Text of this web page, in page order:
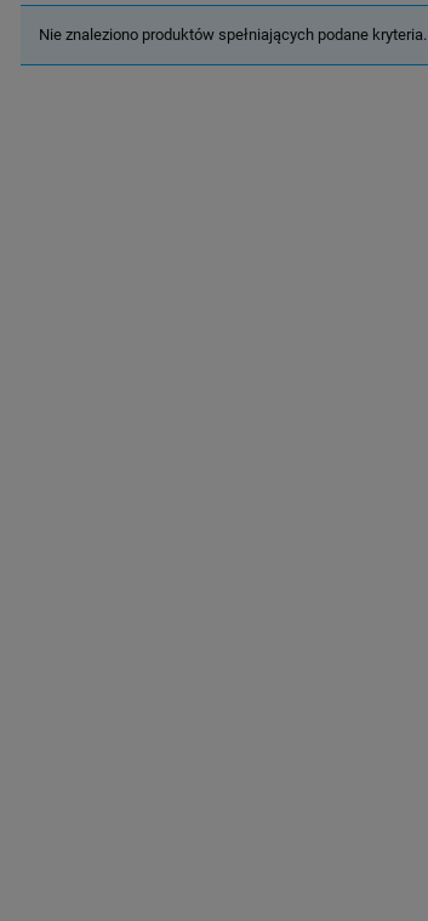
Nie znaleziono produktów spełniających podane kryteria.